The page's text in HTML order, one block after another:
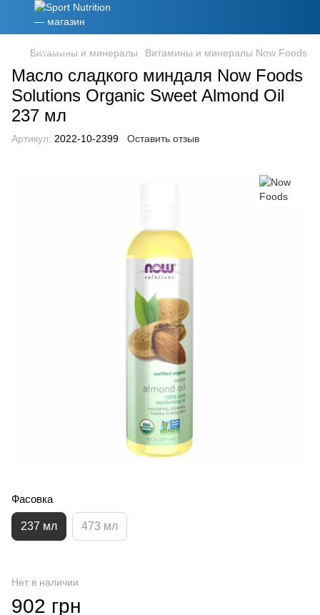
Витамины и минералы Витамины и минералы Now Foods
Масло сладкого миндаля Now Foods
Solutions Organic Sweet Almond Oil
237 мл
Артикул: 2022-10-2399 Оставить отзыв
Фасовка
237 мл 473 мл
Нет в наличии
902 грн